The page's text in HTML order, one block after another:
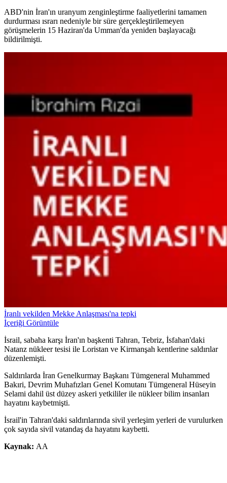
ABD'nin İran'ın uranyum zenginleştirme faaliyetlerini tamamen
durdurması ısrarı nedeniyle bir süre gerçekleştirilemeyen
görüşmelerin 15 Haziran'da Umman'da yeniden başlayacağı
bildirilmişti.
İranlı vekilden Mekke Anlaşması'na tepki
İçeriği Görüntüle
İsrail, sabaha karşı İran'ın başkenti Tahran, Tebriz, İsfahan'daki
Natanz nükleer tesisi ile Loristan ve Kirmanşah kentlerine saldırılar
düzenlemişti.
Saldırılarda İran Genelkurmay Başkanı Tümgeneral Muhammed
Bakıri, Devrim Muhafızları Genel Komutanı Tümgeneral Hüseyin
Selami dahil üst düzey askeri yetkililer ile nükleer bilim insanları
hayatını kaybetmişti.
İsrail'in Tahran'daki saldırılarında sivil yerleşim yerleri de vurulurken
çok sayıda sivil vatandaş da hayatını kaybetti.
Kaynak: AA